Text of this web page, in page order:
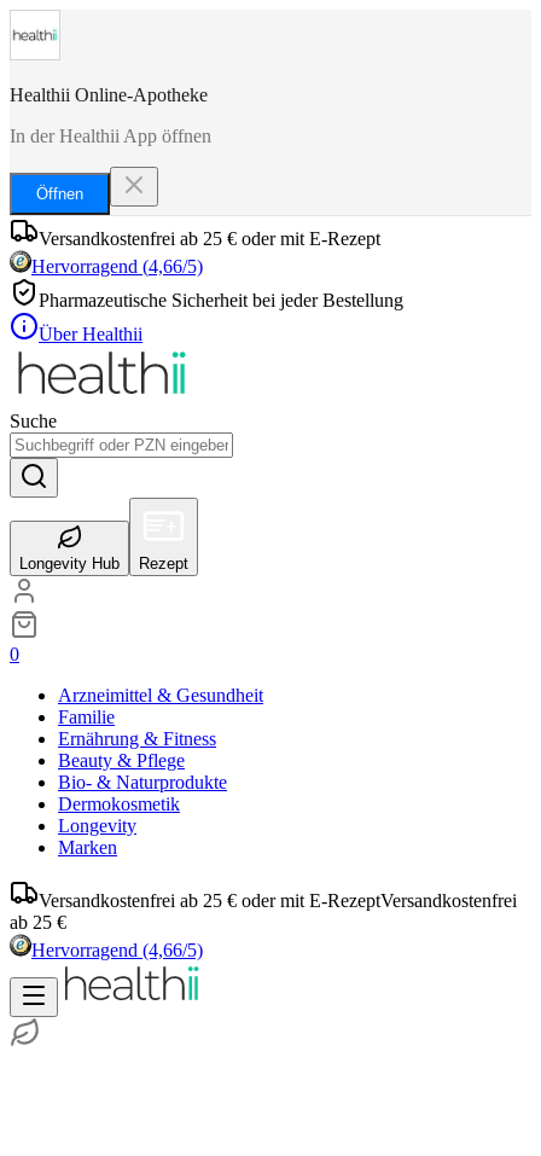
Healthii Online-Apotheke
In der Healthii App öffnen
Öffnen
Versandkostenfrei ab 25 € oder mit E-Rezept
Hervorragend (4,66/5)
Pharmazeutische Sicherheit bei jeder Bestellung
Über Healthii
Suche
Longevity Hub Rezept
0
Arzneimittel & Gesundheit
Familie
Ernährung & Fitness
Beauty & Pflege
Bio- & Naturprodukte
Dermokosmetik
Longevity
Marken
Versandkostenfrei ab 25 € oder mit E-RezeptVersandkostenfrei
ab 25 €
Hervorragend (4,66/5)